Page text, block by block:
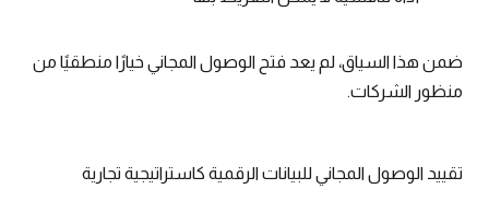
ضمن هذا السياق، لم يعد فتح الوصول المجاني خيارًا منطقيًا من
منظور الشركات.
تقييد الوصول المجاني للبيانات الرقمية كاستراتيجية تجارية